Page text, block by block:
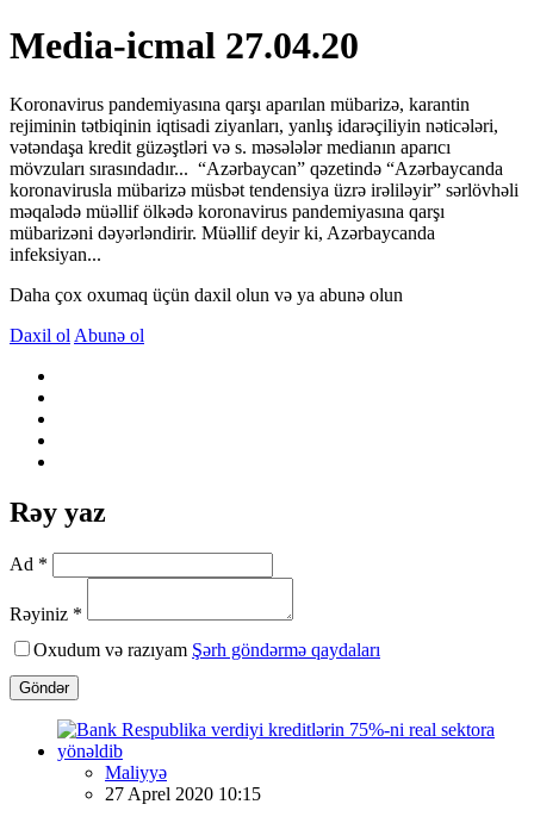
Media-icmal 27.04.20
Koronavirus pandemiyasına qarşı aparılan mübarizə, karantin
rejiminin tətbiqinin iqtisadi ziyanları, yanlış idarəçiliyin nəticələri,
vətəndaşa kredit güzəştləri və s. məsələlər medianın aparıcı
mövzuları sırasındadır... “Azərbaycan” qəzetində “Azərbaycanda
koronavirusla mübarizə müsbət tendensiya üzrə irəliləyir” sərlövhəli
məqalədə müəllif ölkədə koronavirus pandemiyasına qarşı
mübarizəni dəyərləndirir. Müəllif deyir ki, Azərbaycanda
infeksiyan...
Daha çox oxumaq üçün daxil olun və ya abunə olun
Daxil ol Abunə ol
Rəy yaz
Ad *
Rəyiniz *
Oxudum və razıyam Şərh göndərmə qaydaları
Göndər
Maliyyə
27 Aprel 2020 10:15